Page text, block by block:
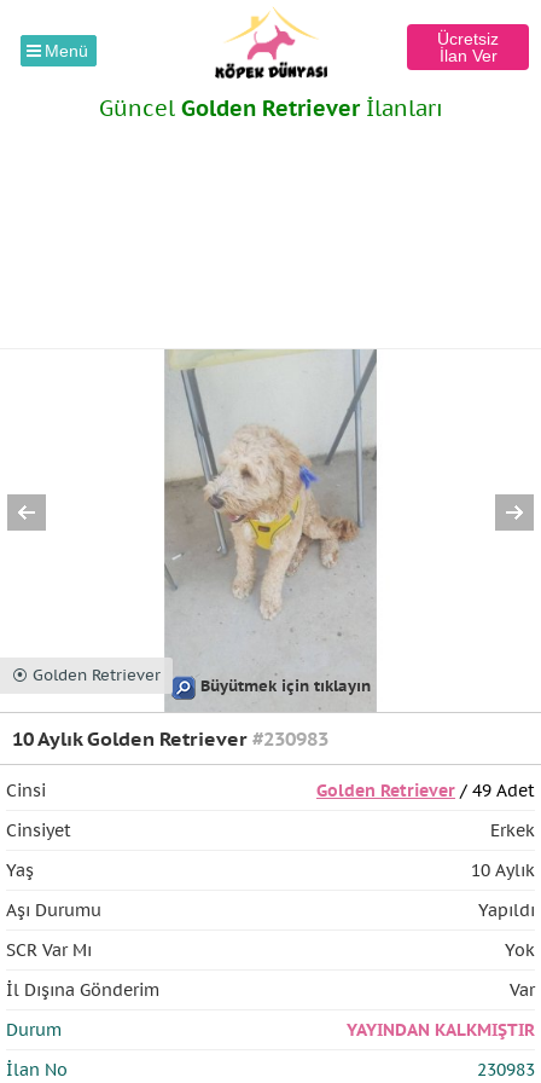
Menü
Ücretsiz
İlan Ver
Güncel Golden Retrieverİlanları
⦿ Golden Retriever
Büyütmek için tıklayın
10 Aylık Golden Retriever #230983
Cinsi Golden Retriever/ 49 Adet
Cinsiyet
Erkek
Yaş
10 Aylık
Aşı Durumu
Yapıldı
SCR Var Mı
Yok
İl Dışına Gönderim
Var
Durum
YAYINDAN KALKMIŞTIR
İlan No
230983